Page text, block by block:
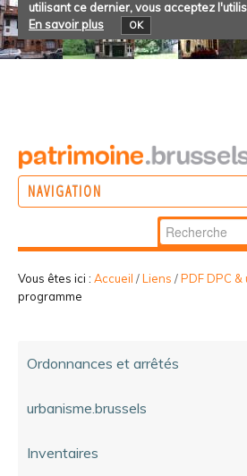
utilisant ce dernier, vous acceptez
En savoir plus
OK
NAVIGATION
PARTICIPER
Chercher par
Recherche
avancée…
Vous êtes ici : Accueil /Liens /PDF DPC &
programme
Ordonnances et arrêtés
urbanisme.brussels
Inventaires